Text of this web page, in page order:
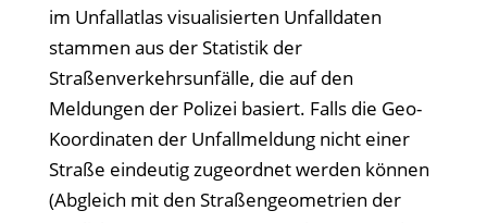
im Unfallatlas visualisierten Unfalldaten
stammen aus der Statistik der
Straßenverkehrsunfälle, die auf den
Meldungen der Polizei basiert. Falls die Geo-
Koordinaten der Unfallmeldung nicht einer
Straße eindeutig zugeordnet werden können
(Abgleich mit den Straßengeometrien der